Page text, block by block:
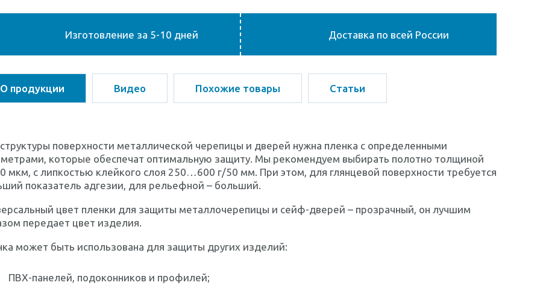
Изготовление за 5-10 дней Доставка по всей России
О продукции Видео Похожие товары Статьи
поверхности металлической черепицы и дверей нужна пленка с определенными
которые обеспечат оптимальную защиту. Мы рекомендуем выбирать полотно толщиной
мкм, с липкостью клейкого слоя 250…600 г/50 мм. При этом, для глянцевой поверхности требуется
показатель адгезии, для рельефной – больший.
цвет пленки для защиты металлочерепицы и сейф-дверей – прозрачный, он лучшим
передает цвет изделия.
может быть использована для защиты других изделий:
ПВХ-панелей, подоконников и профилей;